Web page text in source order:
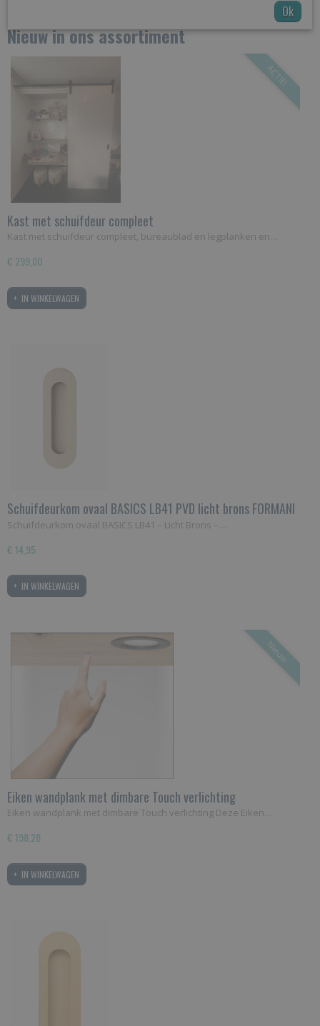
Nieuw in ons assortiment
ACTIE!
Kast met schuifdeur compleet
Kast met schuifdeur compleet, bureaublad en legplanken en…
€ 299,00
IN WINKELWAGEN
Schuifdeurkom ovaal BASICS LB41 PVD licht brons FORMANI
Schuifdeurkom ovaal BASICS LB41 – Licht Brons –…
€ 14,95
IN WINKELWAGEN
Nieuw
Eiken wandplank met dimbare Touch verlichting
Eiken wandplank met dimbare Touch verlichting Deze Eiken…
€ 198,28
IN WINKELWAGEN
Ok